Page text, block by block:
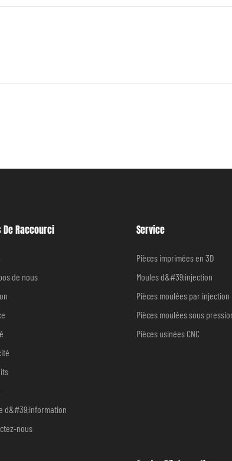
De Raccourci
de nous
d&#39;information
nous
Service
Pièces imprimées en 3D
Moules d&#39;injection
Pièces moulées par injection
Pièces moulées sous
Pièces usinées CNC